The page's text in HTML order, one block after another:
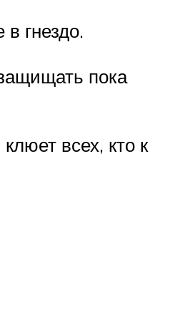
гнездо.
пока
всех, кто к